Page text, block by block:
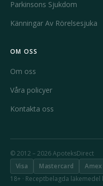
Parkinsons Sjukdom
Känningar Av Rörelsesjuka
OM OSS
Om oss
Våra policyer
Kontakta oss
© 2012 – 2026 ApoteksDirect
Visa
Mastercard Amex
18+ · Receptbelagda